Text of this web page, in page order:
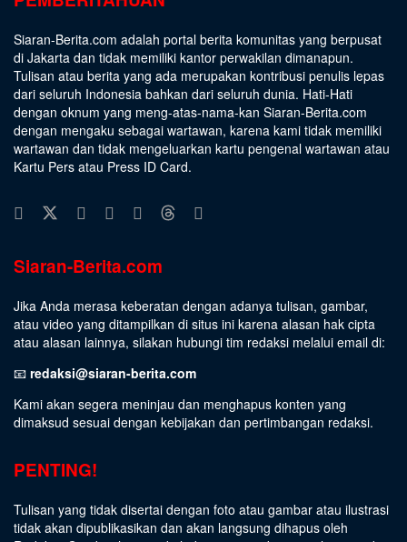
Siaran-Berita.com adalah portal berita komunitas yang berpusat
di Jakarta dan tidak memiliki kantor perwakilan dimanapun.
Tulisan atau berita yang ada merupakan kontribusi penulis lepas
dari seluruh Indonesia bahkan dari seluruh dunia. Hati-Hati
dengan oknum yang meng-atas-nama-kan Siaran-Berita.com
dengan mengaku sebagai wartawan, karena kami tidak memiliki
wartawan dan tidak mengeluarkan kartu pengenal wartawan atau
Kartu Pers atau Press ID Card.
Siaran-Berita.com
Jika Anda merasa keberatan dengan adanya tulisan, gambar,
atau video yang ditampilkan di situs ini karena alasan hak cipta
atau alasan lainnya, silakan hubungi tim redaksi melalui email di:
📧 redaksi@siaran-berita.com
Kami akan segera meninjau dan menghapus konten yang
dimaksud sesuai dengan kebijakan dan pertimbangan redaksi.
PENTING!
Tulisan yang tidak disertai dengan foto atau gambar atau ilustrasi
tidak akan dipublikasikan dan akan langsung dihapus oleh